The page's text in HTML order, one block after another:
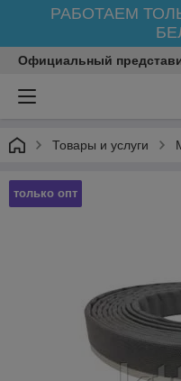
РАБОТАЕМ
Официальный
Товары и услуги
только опт